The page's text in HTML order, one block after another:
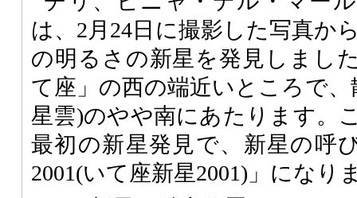
は、2月24日に撮影した写真か
の明るさの新星を発見しまし
て座」の西の端近いところで
星雲)のやや南にあたります。
最初の新星発見で、新星の呼
2001(いて座新星2001)」になり